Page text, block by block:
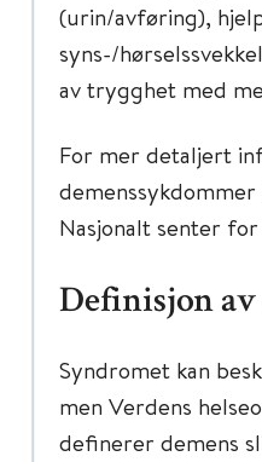
(urin/avføring),
syns-/
av trygghet med
For mer detaljert
Nasjonalt senter
Definisjon av
Syndromet kan
men Verdens
definerer demens